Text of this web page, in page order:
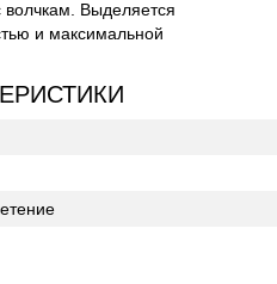
Выделяется
и максимальной